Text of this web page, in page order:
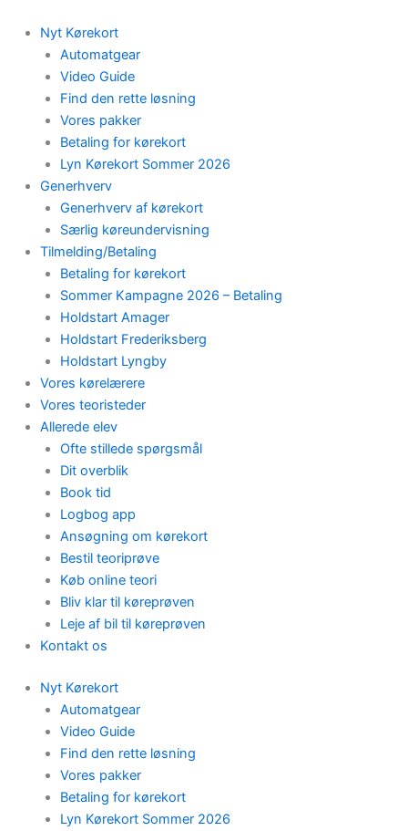
content
Nyt Kørekort
Automatgear
Video Guide
Find den rette løsning
Vores pakker
Betaling for kørekort
Lyn Kørekort Sommer 2026
Generhverv
Generhverv af kørekort
Særlig køreundervisning
Tilmelding/Betaling
Betaling for kørekort
Sommer Kampagne 2026 – Betaling
Holdstart Amager
Holdstart Frederiksberg
Holdstart Lyngby
Vores kørelærere
Vores teoristeder
Allerede elev
Ofte stillede spørgsmål
Dit overblik
Book tid
Logbog app
Ansøgning om kørekort
Bestil teoriprøve
Køb online teori
Bliv klar til køreprøven
Leje af bil til køreprøven
Kontakt os
Nyt Kørekort
Automatgear
Video Guide
Find den rette løsning
Vores pakker
Betaling for kørekort
Lyn Kørekort Sommer 2026